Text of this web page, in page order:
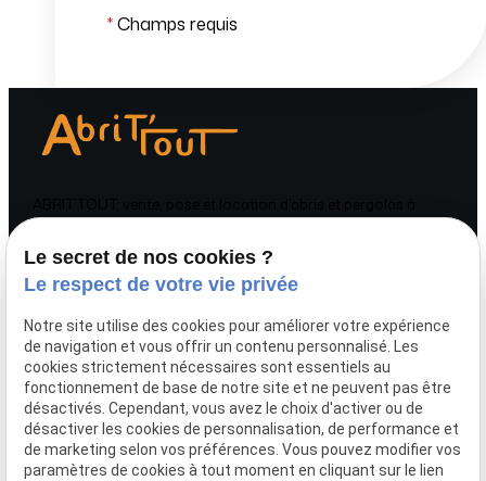
*Champs requis
Sartilly-Baie-Bocage et en Normandie.
Téléphone
02 78 77 15 26
Adresse
ZI La Plurière
61800 TINCHEBRAY
BOCAGE
Horaires
Lundi - Vendredi
10:00 - 12:00
14:00 - 17:00
Le secret de nos cookies ?
Le respect de votre vie privée
Notre site utilise des cookies pour améliorer votre expérience
de navigation et vous offrir un contenu personnalisé. Les
cookies strictement nécessaires sont essentiels au
fonctionnement de base de notre site et ne peuvent pas être
désactivés. Cependant, vous avez le choix d'activer ou de
désactiver les cookies de personnalisation, de performance et
de marketing selon vos préférences. Vous pouvez modifier vos
paramètres de cookies à tout moment en cliquant sur le lien